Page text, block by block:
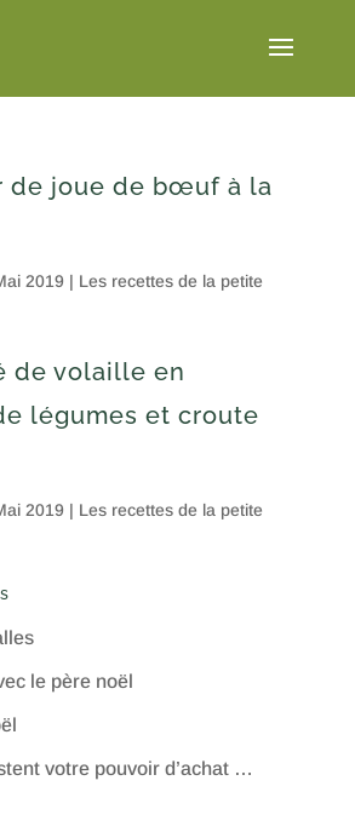
de joue de bœuf à la
2019 | Les recettes de la petite
de volaille en
légumes et croute
2019 | Les recettes de la petite
le père noël
votre pouvoir d’achat …